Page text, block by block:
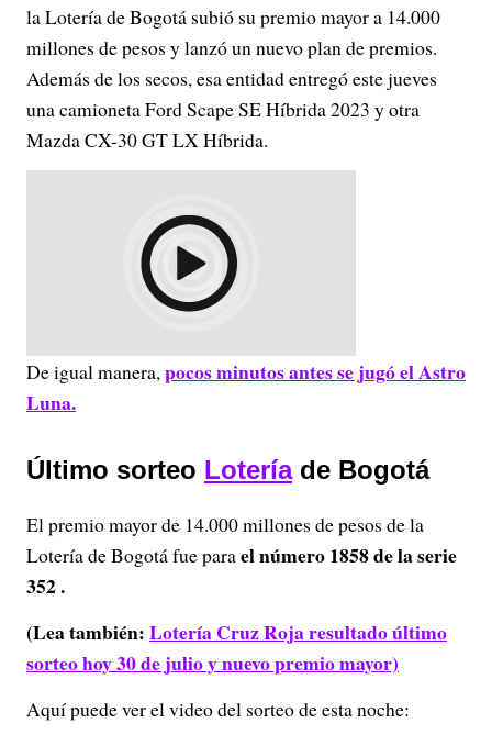
la Lotería de Bogotá subió su premio mayor a 14.000
millones de pesos y lanzó un nuevo plan de premios.
Además de los secos, esa entidad entregó este jueves
una camioneta Ford Scape SE Híbrida 2023 y otra
Mazda CX-30 GT LX Híbrida.
De igual manera,pocos minutos antes se jugó el Astro
Luna.
Último sorteo Loteríade Bogotá
El premio mayor de 14.000 millones de pesos de la
Lotería de Bogotá fue parael número 1858 de la serie
352 .
(Lea también:Lotería Cruz Roja resultado último
sorteo hoy 30 de julio y nuevo premio mayor)
Aquí puede ver el video del sorteo de esta noche: